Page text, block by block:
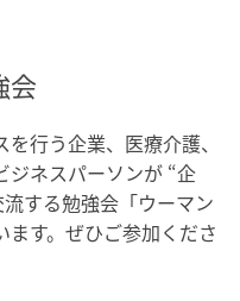
会
行う企業、医療介護、
ジネスパーソンが “企
する勉強会「ウーマン
す。ぜひご参加くださ